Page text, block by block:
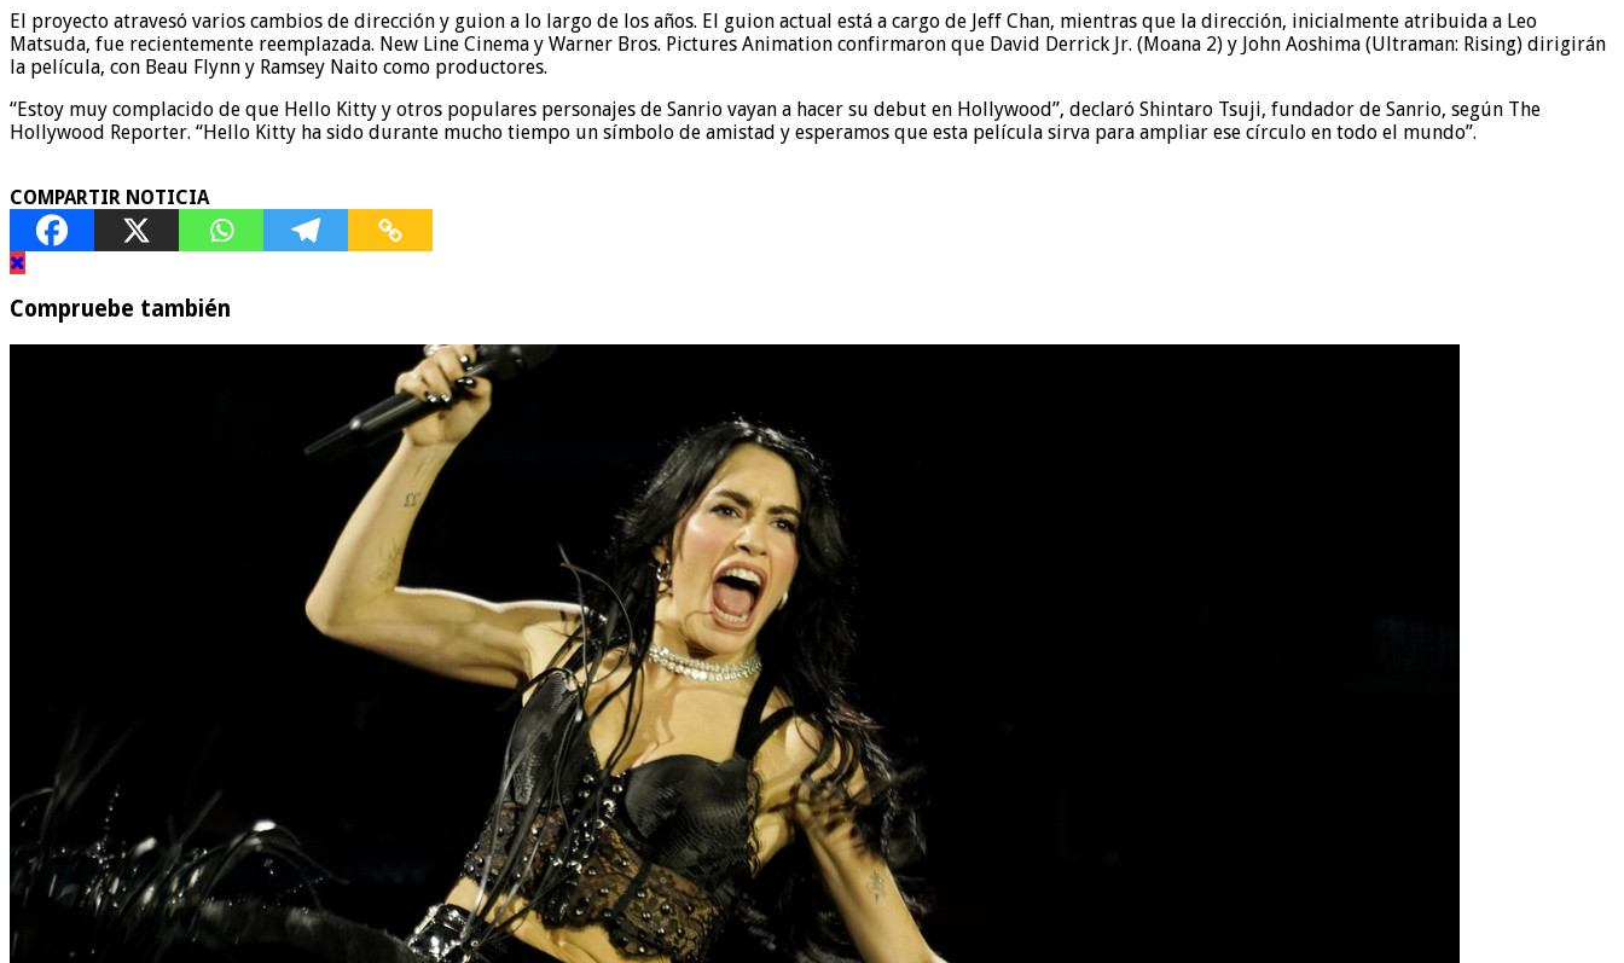
El proyecto atravesó varios cambios de dirección y guion a lo largo de los años. El guion actual está a cargo de Jeff Chan, mientras que la dirección, inicialmente atribuida a Leo
Matsuda, fue recientemente reemplazada. New Line Cinema y Warner Bros. Pictures Animation confirmaron que David Derrick Jr. (Moana 2) y John Aoshima (Ultraman: Rising) dirigirán
la película, con Beau Flynn y Ramsey Naito como productores.
“Estoy muy complacido de que Hello Kitty y otros populares personajes de Sanrio vayan a hacer su debut en Hollywood”, declaró Shintaro Tsuji, fundador de Sanrio, según The
Hollywood Reporter. “Hello Kitty ha sido durante mucho tiempo un símbolo de amistad y esperamos que esta película sirva para ampliar ese círculo en todo el mundo”.
COMPARTIR NOTICIA
Compruebe también